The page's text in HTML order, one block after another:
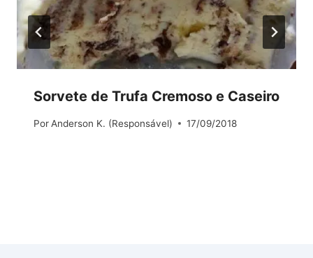
Sorvete de Trufa Cremoso e Caseiro
Por Anderson K. (Responsável) 17/09/2018